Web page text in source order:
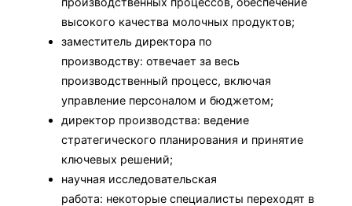
высокого качества молочных продуктов;
заместитель директора по
производству: отвечает за весь
производственный процесс, включая
управление персоналом и бюджетом;
директор производства: ведение
стратегического планирования и принятие
ключевых решений;
научная исследовательская
работа: некоторые специалисты переходят в